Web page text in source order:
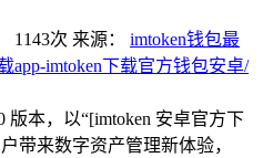
1143次 来源： imtoken钱包最
app-imtoken下载官方钱包安卓/
版本，以“[imtoken 安卓官方下
带来数字资产管理新体验，